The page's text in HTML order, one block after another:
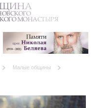
МОНАСТЫРЯ
Малые общины